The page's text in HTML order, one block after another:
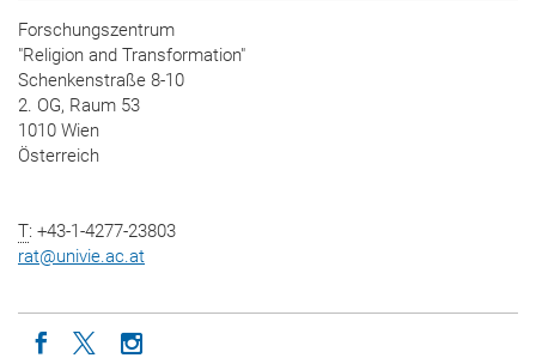
Forschungszentrum
"Religion and Transformation"
Schenkenstraße 8-10
2. OG, Raum 53
1010 Wien
Österreich
T: +43-1-4277-23803
rat@univie.ac.at
Icon facebook
Icon twitter
Icon instagram